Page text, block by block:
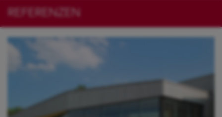
REFERENZEN